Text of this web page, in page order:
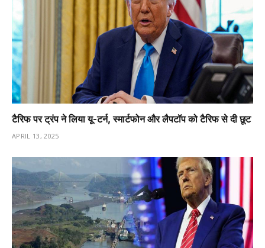
टैरिफ पर ट्रंप ने लिया यू-टर्न, स्मार्टफोन और लैपटॉप को टैरिफ से दी छूट
APRIL 13, 2025